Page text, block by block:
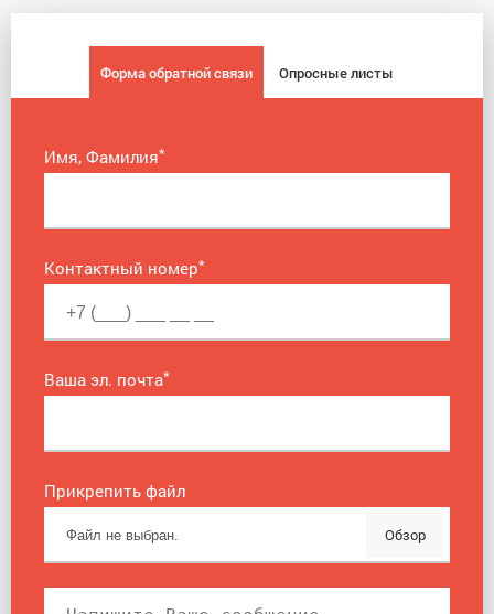
Форма обратной связи Опросные листы
Имя, Фамилия*
Контактный номер*
Ваша эл. почта*
Прикрепить файл
Обзор